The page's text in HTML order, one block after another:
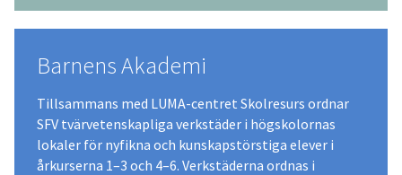
Barnens Akademi
Tillsammans med LUMA-centret Skolresurs ordnar
SFV tvärvetenskapliga verkstäder i högskolornas
lokaler för nyfikna och kunskapstörstiga elever i
årkurserna 1–3 och 4–6. Verkstäderna ordnas i